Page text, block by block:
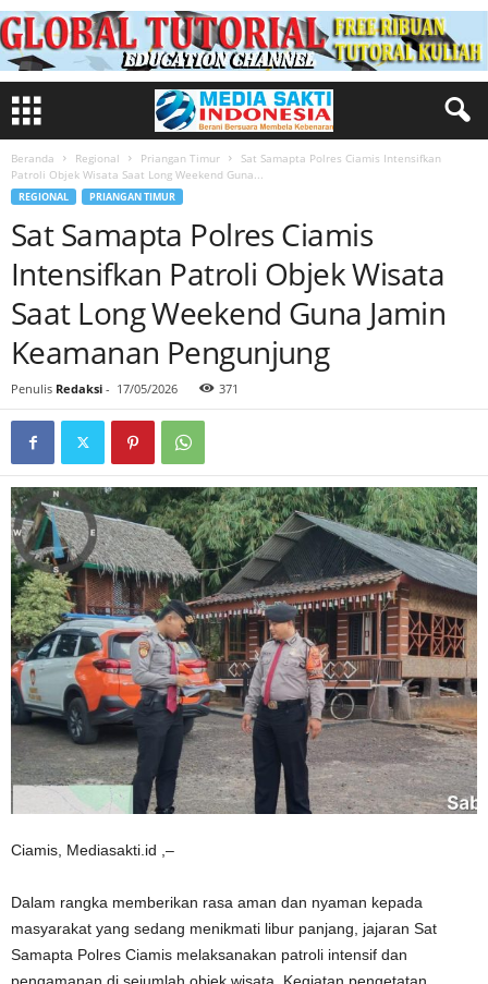
Beranda Regional Priangan Timur
Sat Samapta Polres Ciamis Intensifkan
Patroli Objek Wisata Saat Long Weekend Guna...
REGIONAL PRIANGAN TIMUR
Sat Samapta Polres Ciamis
Intensifkan Patroli Objek Wisata
Saat Long Weekend Guna Jamin
Keamanan Pengunjung
Penulis Redaksi - 17/05/2026 371
Ciamis, Mediasakti.id ,–
Dalam rangka memberikan rasa aman dan nyaman kepada
masyarakat yang sedang menikmati libur panjang, jajaran Sat
Samapta Polres Ciamis melaksanakan patroli intensif dan
pengamanan di sejumlah objek wisata. Kegiatan pengetatan